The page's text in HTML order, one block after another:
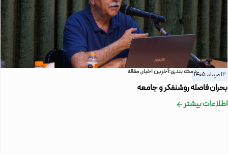
12 مرداد 1405 دسته بندی:آخرین اخبار,مقاله
بحران فاصله روشنفکر و جامعه
اطلاعات بیشتر